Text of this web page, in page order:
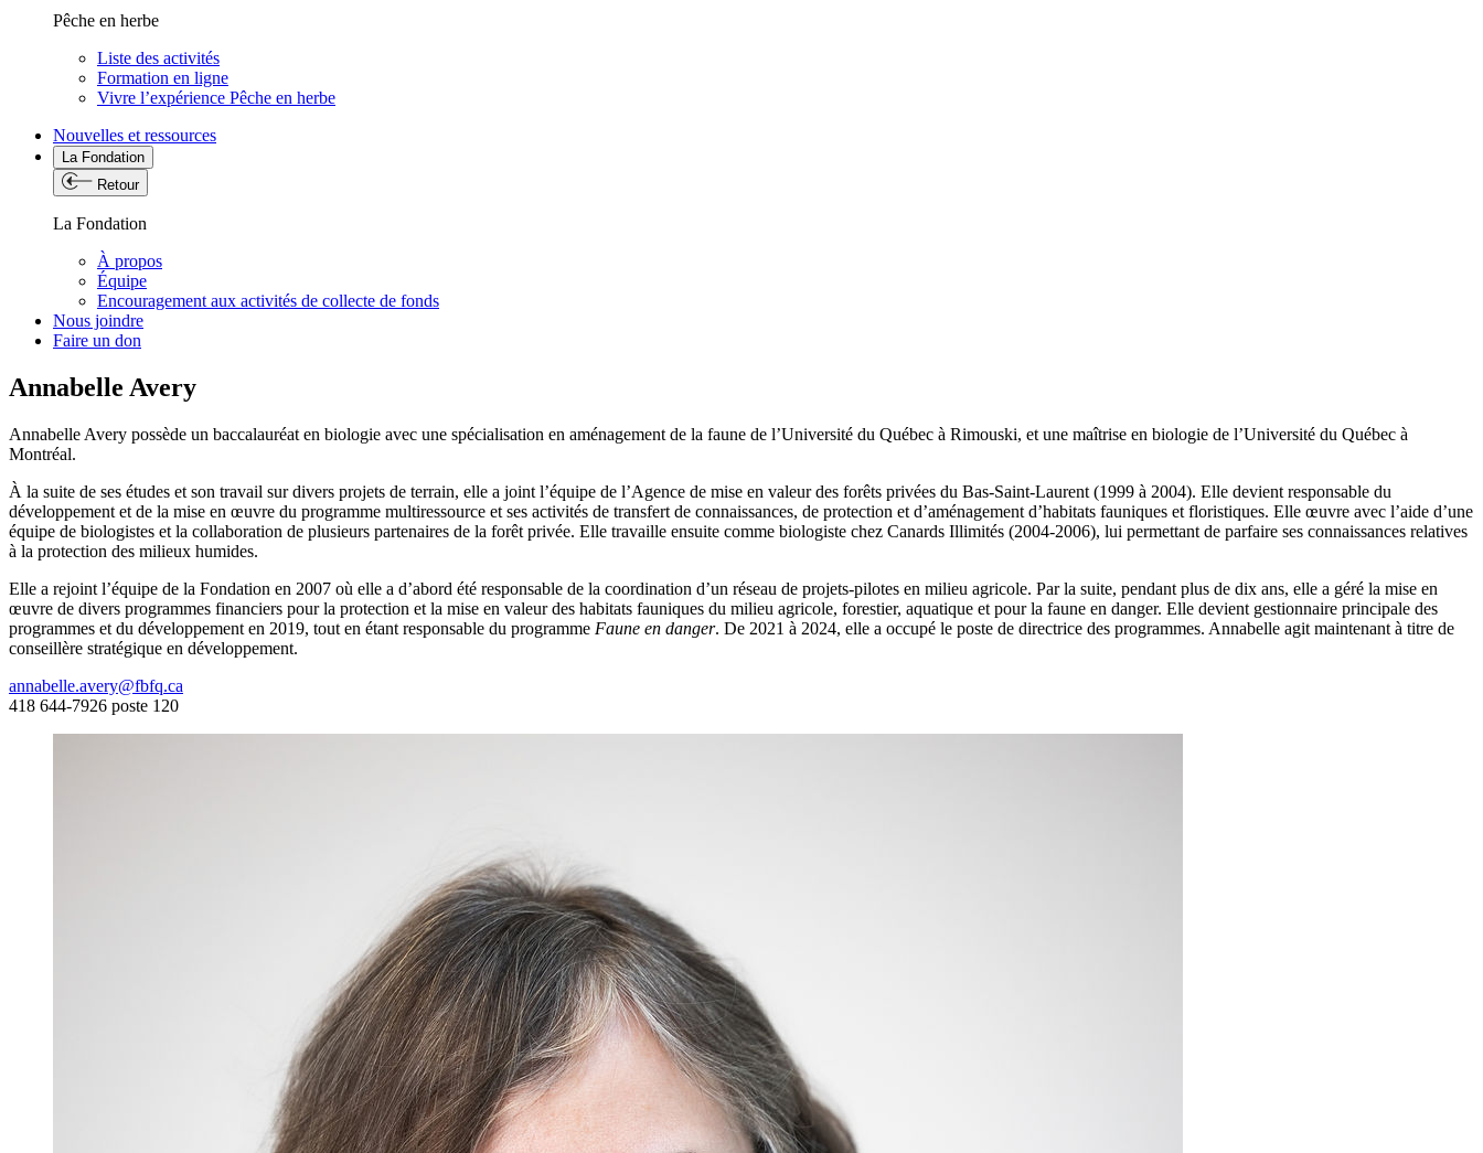
Pêche en herbe
Liste des activités
Formation en ligne
Vivre l’expérience Pêche en herbe
Nouvelles et ressources
La Fondation
Retour
La Fondation
À propos
Équipe
Encouragement aux activités de collecte de fonds
Nous joindre
Faire un don
Annabelle Avery
Annabelle Avery possède un baccalauréat en biologie avec une spécialisation en aménagement de la faune de l’Université du Québec à Rimouski, et une maîtrise en biologie de l’Université du Québec à
Montréal.
À la suite de ses études et son travail sur divers projets de terrain, elle a joint l’équipe de l’Agence de mise en valeur des forêts privées du Bas-Saint-Laurent (1999 à 2004). Elle devient responsable du
développement et de la mise en œuvre du programme multiressource et ses activités de transfert de connaissances, de protection et d’aménagement d’habitats fauniques et floristiques. Elle œuvre avec l’aide d’une
équipe de biologistes et la collaboration de plusieurs partenaires de la forêt privée. Elle travaille ensuite comme biologiste chez Canards Illimités (2004-2006), lui permettant de parfaire ses connaissances relatives
à la protection des milieux humides.
Elle a rejoint l’équipe de la Fondation en 2007 où elle a d’abord été responsable de la coordination d’un réseau de projets-pilotes en milieu agricole. Par la suite, pendant plus de dix ans, elle a géré la mise en
œuvre de divers programmes financiers pour la protection et la mise en valeur des habitats fauniques du milieu agricole, forestier, aquatique et pour la faune en danger. Elle devient gestionnaire principale des
programmes et du développement en 2019, tout en étant responsable du programme Faune en danger. De 2021 à 2024, elle a occupé le poste de directrice des programmes. Annabelle agit maintenant à titre de
conseillère stratégique en développement.
annabelle.avery@fbfq.ca
418 644-7926 poste 120